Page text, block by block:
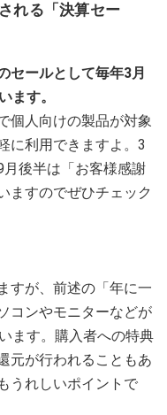
れる「決算セー
セールとして毎年3月
ます。
個人向けの製品が対象
に利用できますよ。3
後半は「お客様感謝
ますのでぜひチェック
すが、前述の「年に一
コンやモニターなどが
ます。購入者への特典
元が行われることもあ
うれしいポイントで